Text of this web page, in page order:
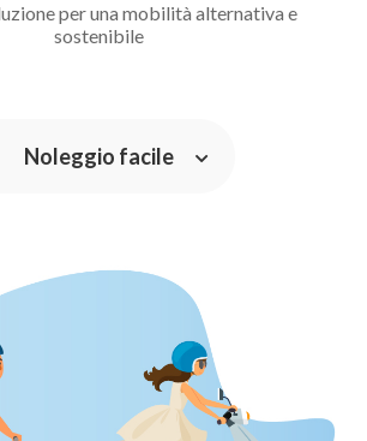
per una mobilità alternativa e
sostenibile
Noleggio facile